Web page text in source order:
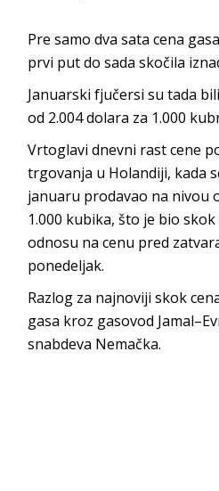
Pre samo dva sata cena
prvi put do sada skočila
Januarski fjučersi su tada
od 2.004 dolara za 1.000
Vrtoglavi dnevni rast cene
trgovanja u Holandiji, kada
januaru prodavao na nivou
1.000 kubika, što je bio
odnosu na cenu pred
ponedeljak.
Razlog za najnoviji skok
gasa kroz gasovod
snabdeva Nemačka.